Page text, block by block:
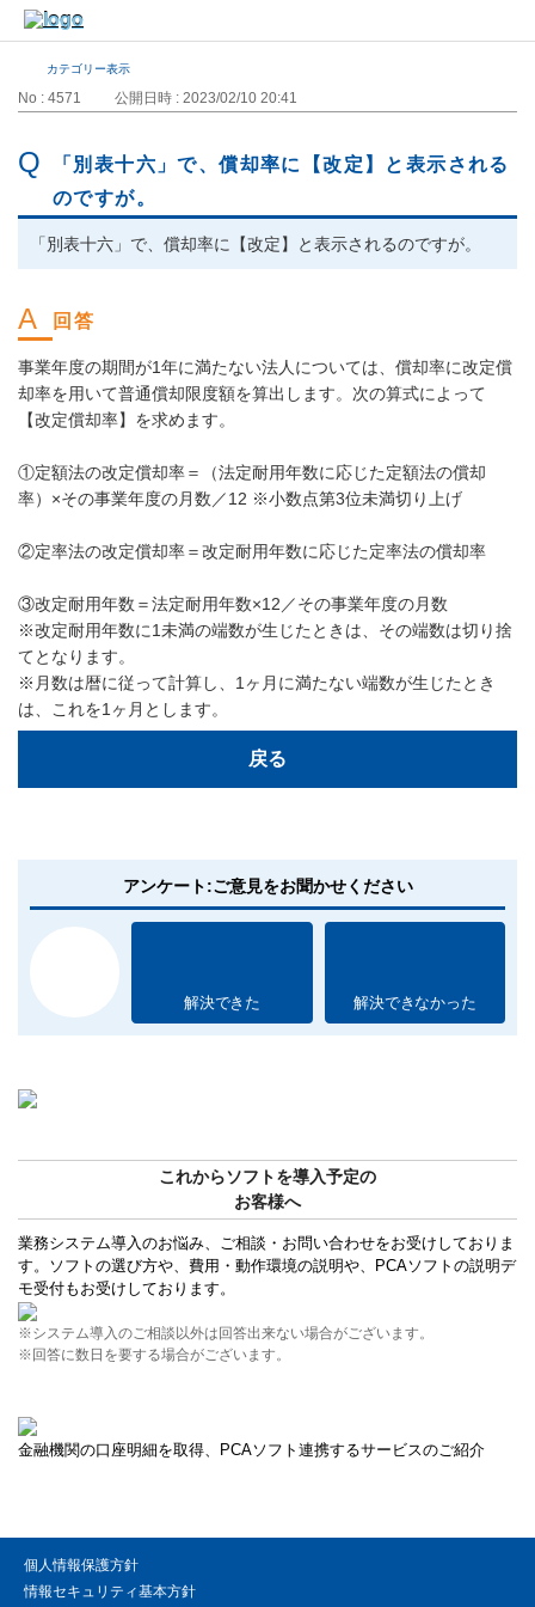
カテゴリー表示
No : 4571 公開日時 : 2023/02/10 20:41
「別表十六」で、償却率に【改定】と表示される
のですが。
「別表十六」で、償却率に【改定】と表示されるのですが。
事業年度の期間が1年に満たない法人については、償却率に改定償
却率を用いて普通償却限度額を算出します。次の算式によって
【改定償却率】を求めます。
①定額法の改定償却率＝（法定耐用年数に応じた定額法の償却
率）×その事業年度の月数／12 ※小数点第3位未満切り上げ
②定率法の改定償却率＝改定耐用年数に応じた定率法の償却率
③改定耐用年数＝法定耐用年数×12／その事業年度の月数
※改定耐用年数に1未満の端数が生じたときは、その端数は切り捨
てとなります。
※月数は暦に従って計算し、1ヶ月に満たない端数が生じたとき
は、これを1ヶ月とします。
戻る
アンケート:ご意見をお聞かせください
解決できた 解決できなかった
これからソフトを導入予定の
お客様へ
業務システム導入のお悩み、ご相談・お問い合わせをお受けしておりま
す。ソフトの選び方や、費用・動作環境の説明や、PCAソフトの説明デ
モ受付もお受けしております。
※システム導入のご相談以外は回答出来ない場合がございます。
※回答に数日を要する場合がございます。
金融機関の口座明細を取得、PCAソフト連携するサービスのご紹介
個人情報保護方針
情報セキュリティ基本方針